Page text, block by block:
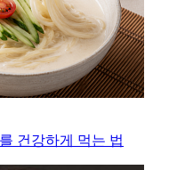
건강하게 먹는 법